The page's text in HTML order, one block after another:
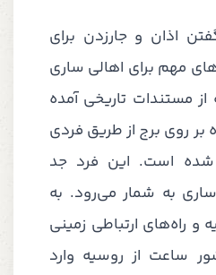
اذان و جارزدن برای
مهم برای اهالی ساری
مستندات تاریخی آمده
روی برج از طریق فردی
شده است. این فرد جد
به شمار می‌رود. به
و راه‌های ارتباطی زمینی
ساعت از روسیه وارد